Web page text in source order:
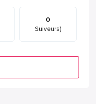
0
Suiveurs)